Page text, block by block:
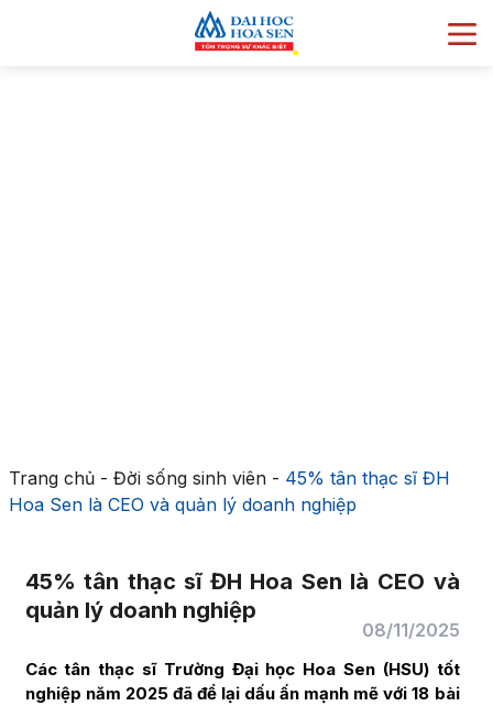
Trang chủ- Đời sống sinh viên- 45% tân thạc sĩ ĐH
Hoa Sen là CEO và quản lý doanh nghiệp
45% tân thạc sĩ ĐH Hoa Sen là CEO và
quản lý doanh nghiệp
08/11/2025
Các tân thạc sĩ Trường Đại học Hoa Sen (HSU) tốt
nghiệp năm 2025 đã để lại dấu ấn mạnh mẽ với 18 bài